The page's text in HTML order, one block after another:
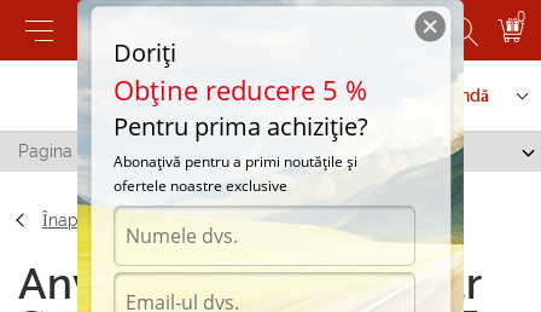
0
Contactați-ne Serviciu de comandă
Pagina principală Tigar Syneris 245/40 R18 91T
Înapoi
Anvelope de vara Tigar
Doriți
Obține reducere 5 %
Pentru prima achiziție?
Abonațivă pentru a primi noutățile și
ofertele noastre exclusive